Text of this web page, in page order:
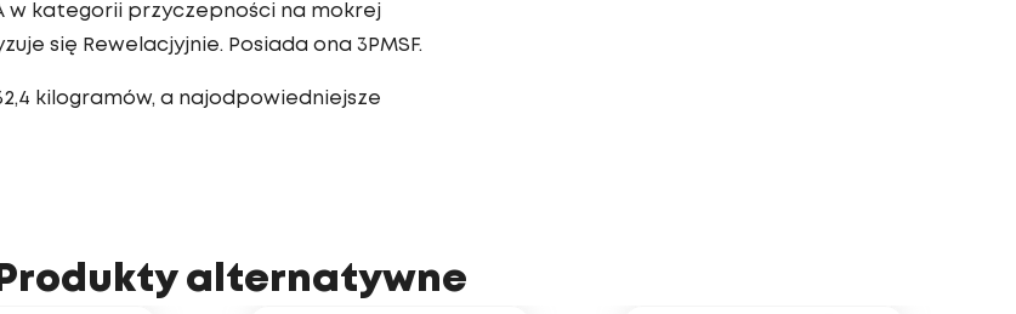
w kategorii przyczepności na mokrej
się Rewelacjyjnie. Posiada ona 3PMSF.
kilogramów, a najodpowiedniejsze
Produkty alternatywne